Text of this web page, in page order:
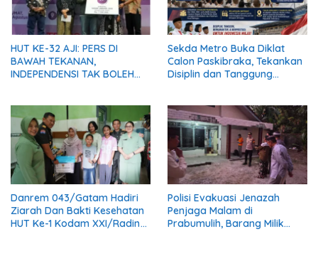
HUT KE-32 AJI: PERS DI
BAWAH TEKANAN,
INDEPENDENSI TAK BOLEH
Sekda Metro Buka Diklat
Calon Paskibraka, Tekankan
Disiplin dan Tanggung
Danrem 043/Gatam Hadiri
Ziarah Dan Bakti Kesehatan
HUT Ke-1 Kodam XXI/Radin
Polisi Evakuasi Jenazah
Penjaga Malam di
Prabumulih, Barang Milik